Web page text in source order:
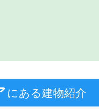
にある建物紹介